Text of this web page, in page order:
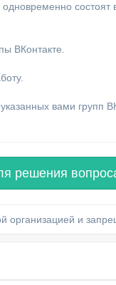
ВКонтакте.
вами групп
решения
организацией и